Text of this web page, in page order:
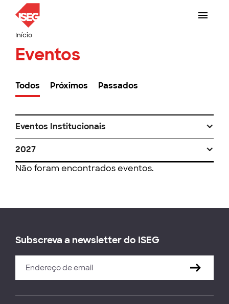
Início
Eventos
Todos Próximos Passados
Eventos Institucionais
2027
Não foram encontrados eventos.
Subscreva a newsletter do ISEG